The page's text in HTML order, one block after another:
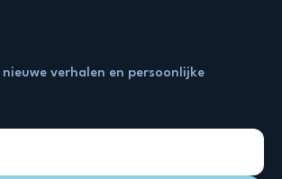
verhalen en persoonlijke